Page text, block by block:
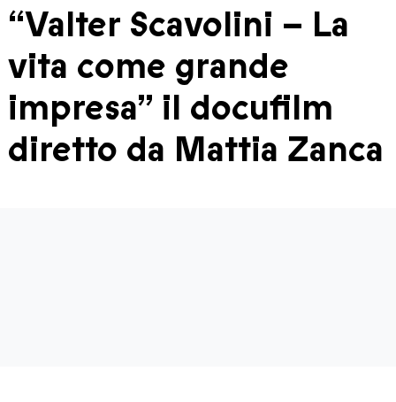
“Valter Scavolini – La
vita come grande
impresa” il docufilm
diretto da Mattia Zanca